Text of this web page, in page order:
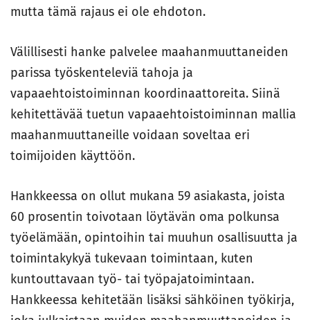
mutta tämä rajaus ei ole ehdoton.
Välillisesti hanke palvelee maahanmuuttaneiden
parissa työskenteleviä tahoja ja
vapaaehtoistoiminnan koordinaattoreita. Siinä
kehitettävää tuetun vapaaehtoistoiminnan mallia
maahanmuuttaneille voidaan soveltaa eri
toimijoiden käyttöön.
Hankkeessa on ollut mukana 59 asiakasta, joista
60 prosentin toivotaan löytävän oma polkunsa
työelämään, opintoihin tai muuhun osallisuutta ja
toimintakykyä tukevaan toimintaan, kuten
kuntouttavaan työ- tai työpajatoimintaan.
Hankkeessa kehitetään lisäksi sähköinen työkirja,